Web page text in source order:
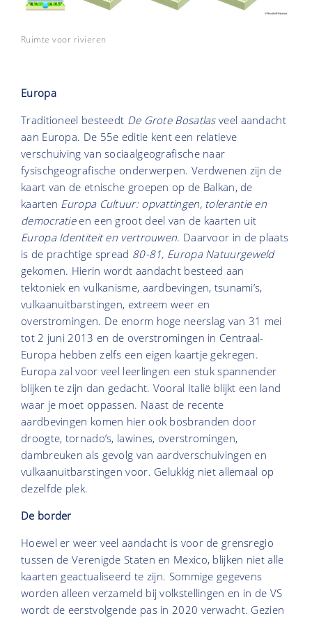
Ruimte voor rivieren
Europa
Traditioneel besteedt De Grote Bosatlasveel aandacht
aan Europa. De 55e editie kent een relatieve
verschuiving van sociaalgeografische naar
fysischgeografische onderwerpen. Verdwenen zijn de
kaart van de etnische groepen op de Balkan, de
kaarten Europa Cultuur: opvattingen, tolerantie en
democratieen een groot deel van de kaarten uit
Europa Identiteit en vertrouwen. Daarvoor in de plaats
is de prachtige spread 80-81, Europa Natuurgeweld
gekomen. Hierin wordt aandacht besteed aan
tektoniek en vulkanisme, aardbevingen, tsunami’s,
vulkaanuitbarstingen, extreem weer en
overstromingen. De enorm hoge neerslag van 31 mei
tot 2 juni 2013 en de overstromingen in Centraal-
Europa hebben zelfs een eigen kaartje gekregen.
Europa zal voor veel leerlingen een stuk spannender
blijken te zijn dan gedacht. Vooral Italië blijkt een land
waar je moet oppassen. Naast de recente
aardbevingen komen hier ook bosbranden door
droogte, tornado’s, lawines, overstromingen,
dambreuken als gevolg van aardverschuivingen en
vulkaanuitbarstingen voor. Gelukkig niet allemaal op
dezelfde plek.
De border
Hoewel er weer veel aandacht is voor de grensregio
tussen de Verenigde Staten en Mexico, blijken niet alle
kaarten geactualiseerd te zijn. Sommige gegevens
worden alleen verzameld bij volkstellingen en in de VS
wordt de eerstvolgende pas in 2020 verwacht. Gezien